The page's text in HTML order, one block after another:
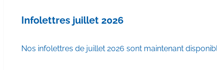
Infolettres juillet 2026
Nos infolettres de juillet 2026 sont maintenant